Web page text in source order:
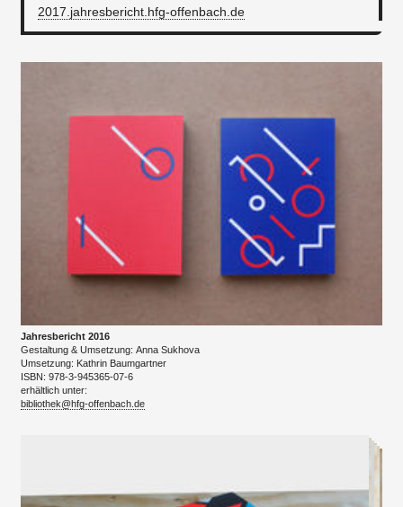
2017.jahresbericht.hfg-offenbach.de
Jahresbericht 2016
Gestaltung & Umsetzung: Anna Sukhova
Umsetzung: Kathrin Baumgartner
​ISBN: 978-3-945365-07-6
erhältlich unter:
bibliothek@hfg-offenbach.de